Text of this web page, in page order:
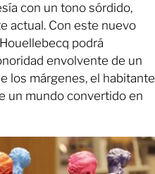
con un tono sórdido,
actual. Con este nuevo
podrá
envolvente de un
los márgenes, el habitante
un mundo convertido en